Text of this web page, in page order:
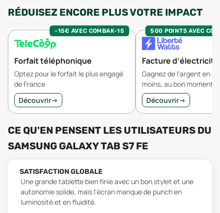
RÉDUISEZ ENCORE PLUS VOTRE IMPACT
-15€ AVEC COMBAK-15
Forfait téléphonique
Optez pour le forfait le plus engagé
de France
Découvrir→
500 POINTS AVEC
Facture d’électricité
Gagnez de l'argent en
moins, au bon moment.
Découvrir→
CE QU'EN PENSENT LES UTILISATEURS DU
SAMSUNG GALAXY TAB S7 FE
SATISFACTION GLOBALE
Une grande tablette bien finie avec un bon stylet et une
autonomie solide, mais l'écran manque de punch en
luminosité et en fluidité.